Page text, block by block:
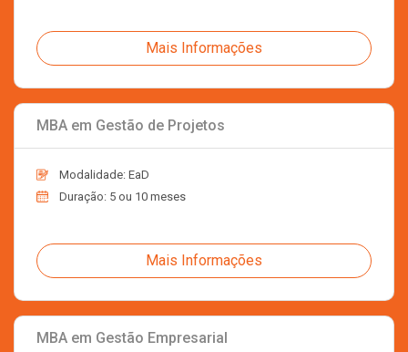
Mais Informações
MBA em Gestão de Projetos
Modalidade: EaD
Duração: 5 ou 10 meses
Mais Informações
MBA em Gestão Empresarial